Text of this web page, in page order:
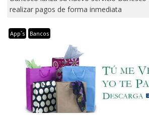
realizar pagos de forma inmediata
App´s Bancos